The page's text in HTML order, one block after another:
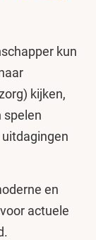
kun
kijken,
spelen
en
actuele